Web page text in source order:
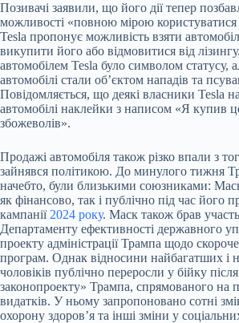
Позивачі заявили, що його дії тепер
можливості «повною мірою користуватися
Tesla пропонує можливість взяти
викупити його або відмовитися від
автомобілем Tesla було символом
автомобілі стали об’єктом нападів та
Повідомляється, що деякі власники Tesla
автомобілі наклейки з написом «Я купив
збожеволів».
Продажі автомобіля також різко впали з
зайнявся політикою. До минулого тижня
начебто, були близькими союзниками:
як фінансово, так і публічно під час його
кампанії 2024 року. Маск також брав
Департаменту ефективності державного
проекту адміністрації Трампа щодо
програм. Однак відносини найбагатших і
чоловіків публічно переросли у бійку
законопроекту» Трампа, спрямованого на
видатків. У ньому запропоновано сотні
охорону здоров’я та інші зміни у